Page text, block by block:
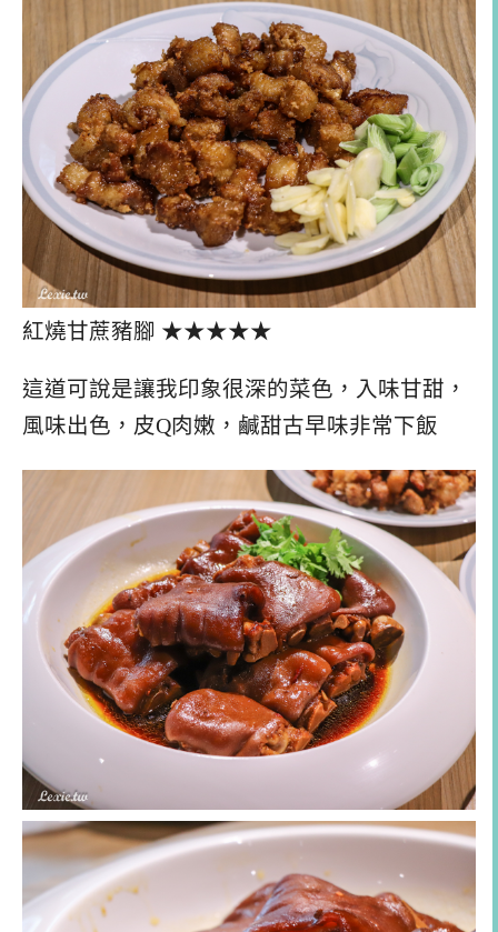
紅燒甘蔗豬腳 ★★★★★
這道可說是讓我印象很深的菜色，入味甘甜，
風味出色，皮Q肉嫩，鹹甜古早味非常下飯